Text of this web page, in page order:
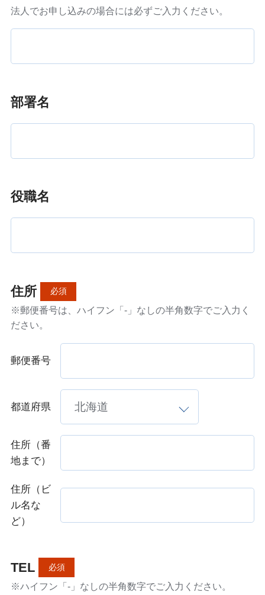
法人でお申し込みの場合には必ずご入力ください。
部署名
役職名
住所 必須
※郵便番号は、ハイフン「-」なしの半角数字でご入力く
ださい。
郵便番号
都道府県
住所（番
地まで）
住所（ビ
ル名な
ど）
TEL 必須
※ハイフン「-」なしの半角数字でご入力ください。